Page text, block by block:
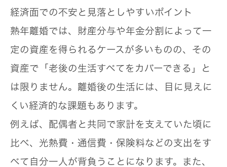
経済面での不安と見落としやすいポイント
熟年離婚では、財産分与や年金分割によって一
定の資産を得られるケースが多いものの、 その
資産で「老後の生活すべてをカバーできる」と
は限りません。離婚後の生活には、目に見えに
くい経済的な課題もあります。
例えば、配偶者と共同で家計を支えていた頃に
比べ、 光熱費・通信費・保険料などの支出をす
べて自分一人が背負う ことになります。また、